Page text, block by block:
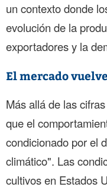
un contexto donde
evolución de la
exportadores y la
El mercado
Más allá de las
que el
condicionado por el
climático". Las
cultivos en Estados